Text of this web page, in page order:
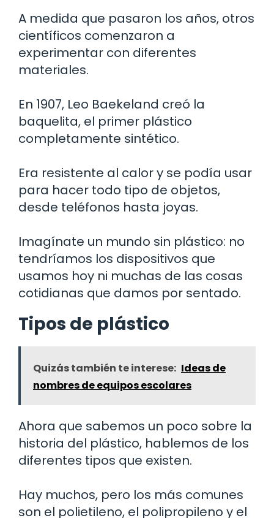
A medida que pasaron los años, otros
científicos comenzaron a
experimentar con diferentes
materiales.
En 1907, Leo Baekeland creó la
baquelita, el primer plástico
completamente sintético.
Era resistente al calor y se podía usar
para hacer todo tipo de objetos,
desde teléfonos hasta joyas.
Imagínate un mundo sin plástico: no
tendríamos los dispositivos que
usamos hoy ni muchas de las cosas
cotidianas que damos por sentado.
Tipos de plástico
Quizás también te interese: Ideas de
nombres de equipos escolares
Ahora que sabemos un poco sobre la
historia del plástico, hablemos de los
diferentes tipos que existen.
Hay muchos, pero los más comunes
son el polietileno, el polipropileno y el